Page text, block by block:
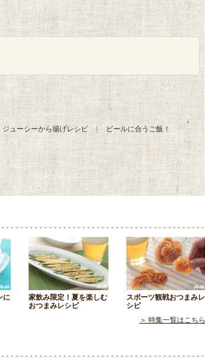
ジューシーから揚げレシピ ビールに合うご飯！
に
家飲み限定！夏を楽しむ
おつまみレシピ
スポーツ観戦おつまみレ
シピ
＞ 特集一覧はこちら